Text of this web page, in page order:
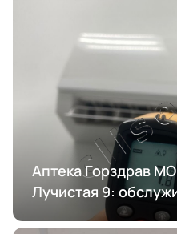
Аптека Горздрав
Лучистая 9:
кондиционирования